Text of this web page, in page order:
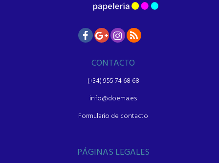
CONTACTO
(+34) 955 74 68 68
info@doema.es
Formulario de contacto
PÁGINAS LEGALES